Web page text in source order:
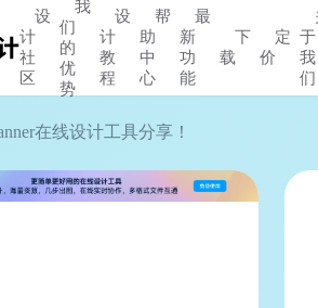
设
计
社
区
我
们
的
优
势
设
计
教
程
帮
助
中
心
最
新
功
能
下
载
定
价
于
我
们
在线设计工具分享！